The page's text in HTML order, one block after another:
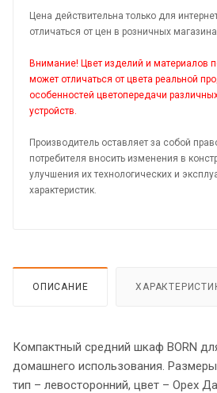
Цена действительна только для
отличаться от цен в розничных
Внимание! Цвет изделий и материалов
может отличаться от цвета реальной
особенностей цветопередачи
устройств.
Производитель оставляет за собой
потребителя вносить изменения в
улучшения их технологических и
характеристик.
ОПИСАНИЕ
Компактный средний шкаф BORN
домашнего использования.
тип – левосторонний, цвет – Орех